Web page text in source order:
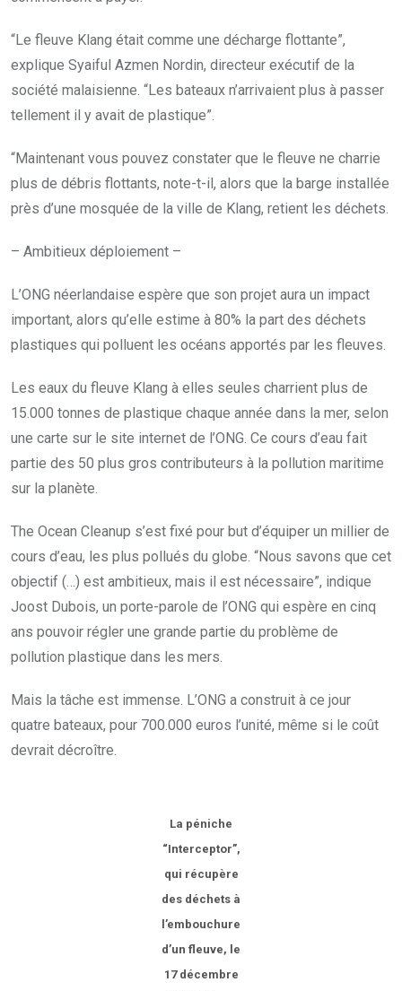
“Le fleuve Klang était comme une décharge flottante”,
explique Syaiful Azmen Nordin, directeur exécutif de la
société malaisienne. “Les bateaux n’arrivaient plus à passer
tellement il y avait de plastique”.
“Maintenant vous pouvez constater que le fleuve ne charrie
plus de débris flottants, note-t-il, alors que la barge installée
près d’une mosquée de la ville de Klang, retient les déchets.
– Ambitieux déploiement –
L’ONG néerlandaise espère que son projet aura un impact
important, alors qu’elle estime à 80% la part des déchets
plastiques qui polluent les océans apportés par les fleuves.
Les eaux du fleuve Klang à elles seules charrient plus de
15.000 tonnes de plastique chaque année dans la mer, selon
une carte sur le site internet de l’ONG. Ce cours d’eau fait
partie des 50 plus gros contributeurs à la pollution maritime
sur la planète.
The Ocean Cleanup s’est fixé pour but d’équiper un millier de
cours d’eau, les plus pollués du globe. “Nous savons que cet
objectif (…) est ambitieux, mais il est nécessaire”, indique
Joost Dubois, un porte-parole de l’ONG qui espère en cinq
ans pouvoir régler une grande partie du problème de
pollution plastique dans les mers.
Mais la tâche est immense. L’ONG a construit à ce jour
quatre bateaux, pour 700.000 euros l’unité, même si le coût
devrait décroître.
La péniche
“Interceptor”,
qui récupère
des déchets à
l’embouchure
d’un fleuve, le
17 décembre